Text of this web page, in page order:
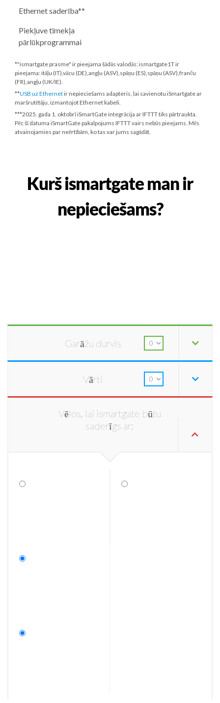
Ethernet saderība**
Piekļuve tīmekļa
pārlūkprogrammai
*"ismartgate prasme" ir pieejama šādās valodās: ismartgate1T ir
pieejama: itāļu (IT),vācu (DE),angļu (ASV),spāņu (ES),spāņu (ASV),franču
(FR),angļu (UK/IE).
**USB uz Ethernetir nepieciešams adapteris, lai savienotu iSmartgate ar
maršrutētāju, izmantojot Ethernet kabeli.
***2025. gada 1. oktobrīiSmartGate integrācija ar IFTTT tiks pārtraukta.
Pēc šī datuma iSmartGate pakalpojums IFTTT vairs nebūs pieejams. Mēs
atvainojamies par neērtībām, ko tas var jums sagādāt.
Kurš ismartgate man ir
nepieciešams?
Garāžu durvis
Vārti
Vēlos, lai ismartgate būtu
saderīgs ar: